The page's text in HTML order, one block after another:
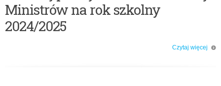
w
u
Ministrów na rok szkolny
2024/2025
Czytaj więcej